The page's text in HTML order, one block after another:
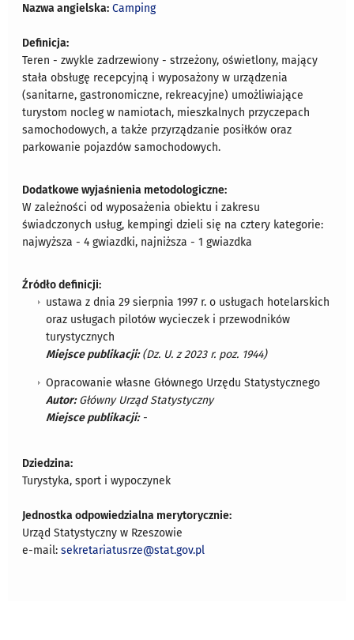
Nazwa angielska: Camping
Definicja:
Teren - zwykle zadrzewiony - strzeżony, oświetlony, mający
stała obsługę recepcyjną i wyposażony w urządzenia
(sanitarne, gastronomiczne, rekreacyjne) umożliwiające
turystom nocleg w namiotach, mieszkalnych przyczepach
samochodowych, a także przyrządzanie posiłków oraz
parkowanie pojazdów samochodowych.
Dodatkowe wyjaśnienia metodologiczne:
W zależności od wyposażenia obiektu i zakresu
świadczonych usług, kempingi dzieli się na cztery kategorie:
najwyższa - 4 gwiazdki, najniższa - 1 gwiazdka
Źródło definicji:
ustawa z dnia 29 sierpnia 1997 r. o usługach hotelarskich
oraz usługach pilotów wycieczek i przewodników
turystycznych
Miejsce publikacji:(Dz. U. z 2023 r. poz. 1944)
Opracowanie własne Głównego Urzędu Statystycznego
Autor:Główny Urząd Statystyczny
Miejsce publikacji:-
Dziedzina:
Turystyka, sport i wypoczynek
Jednostka odpowiedzialna merytorycznie:
Urząd Statystyczny w Rzeszowie
e-mail:sekretariatusrze@stat.gov.pl